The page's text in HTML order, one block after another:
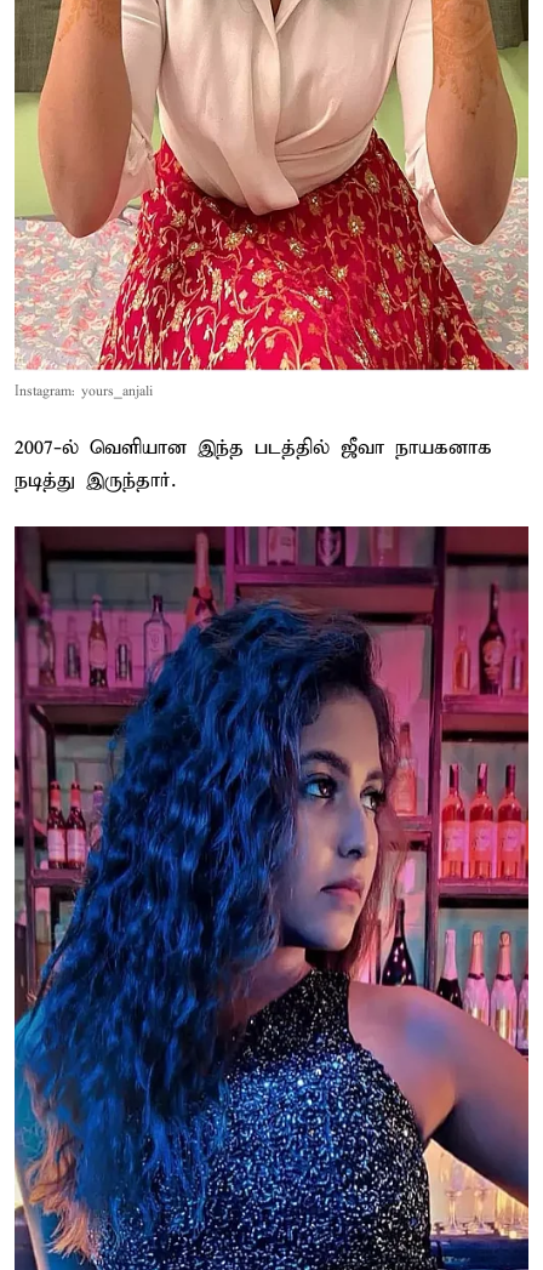
Instagram: yours_anjali
2007-ல் வெளியான இந்த படத்தில் ஜீவா நாயகனாக
நடித்து இருந்தார்.